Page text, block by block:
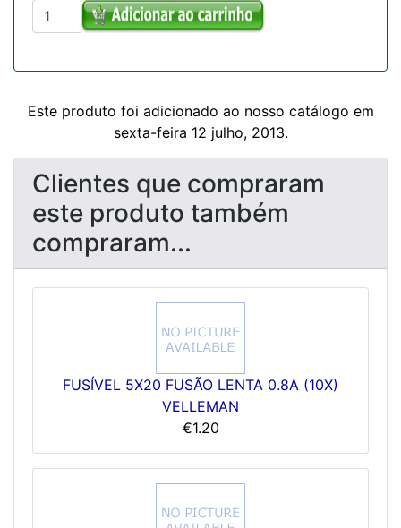
Este produto foi adicionado ao nosso catálogo em
sexta-feira 12 julho, 2013.
Clientes que compraram
este produto também
compraram...
FUSÍVEL 5X20 FUSÃO LENTA 0.8A (10X)
VELLEMAN
€1.20